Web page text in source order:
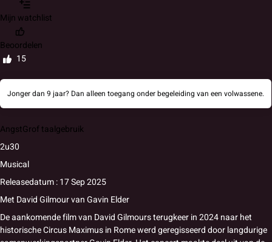
Mijn watchlist
Beoordelen
15
Jonger dan 9 jaar? Dan alleen toegang onder begeleiding van een volwassene.
AngstGrof taalgebruik
2u30
Musical
Releasedatum : 17 Sep 2025
Met David GilmourvanGavin Elder
De aankomende film van David Gilmours terugkeer in 2024 naar het
historische Circus Maximus in Rome werd geregisseerd door langdurige